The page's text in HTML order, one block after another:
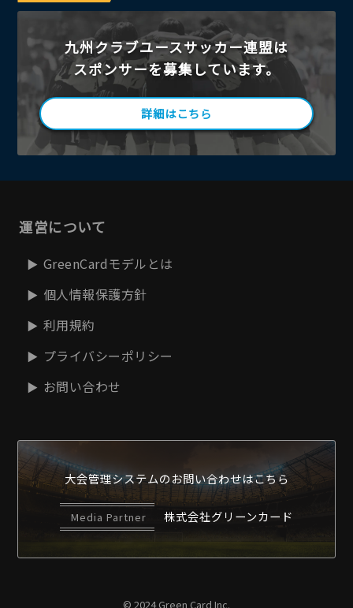
九州クラブユースサッカー連盟は
スポンサーを募集しています。
詳細はこちら
運営について
GreenCardモデルとは
個人情報保護方針
利用規約
プライバシーポリシー
お問い合わせ
大会管理システムのお問い合わせはこちら
Media Partner 株式会社グリーンカード
© 2024 Green Card Inc.